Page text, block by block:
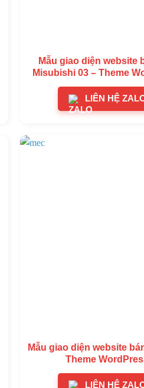
Mẫu giao diện website
Misubishi 03 – Theme
LIÊN HỆ
Mẫu giao diện website
Theme
LIÊN HỆ